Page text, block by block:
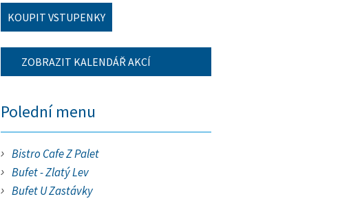
KOUPIT VSTUPENKY
ZOBRAZIT KALENDÁŘ AKCÍ
Polední menu
Bistro Cafe Z Palet
Bufet - Zlatý Lev
Bufet U Zastávky